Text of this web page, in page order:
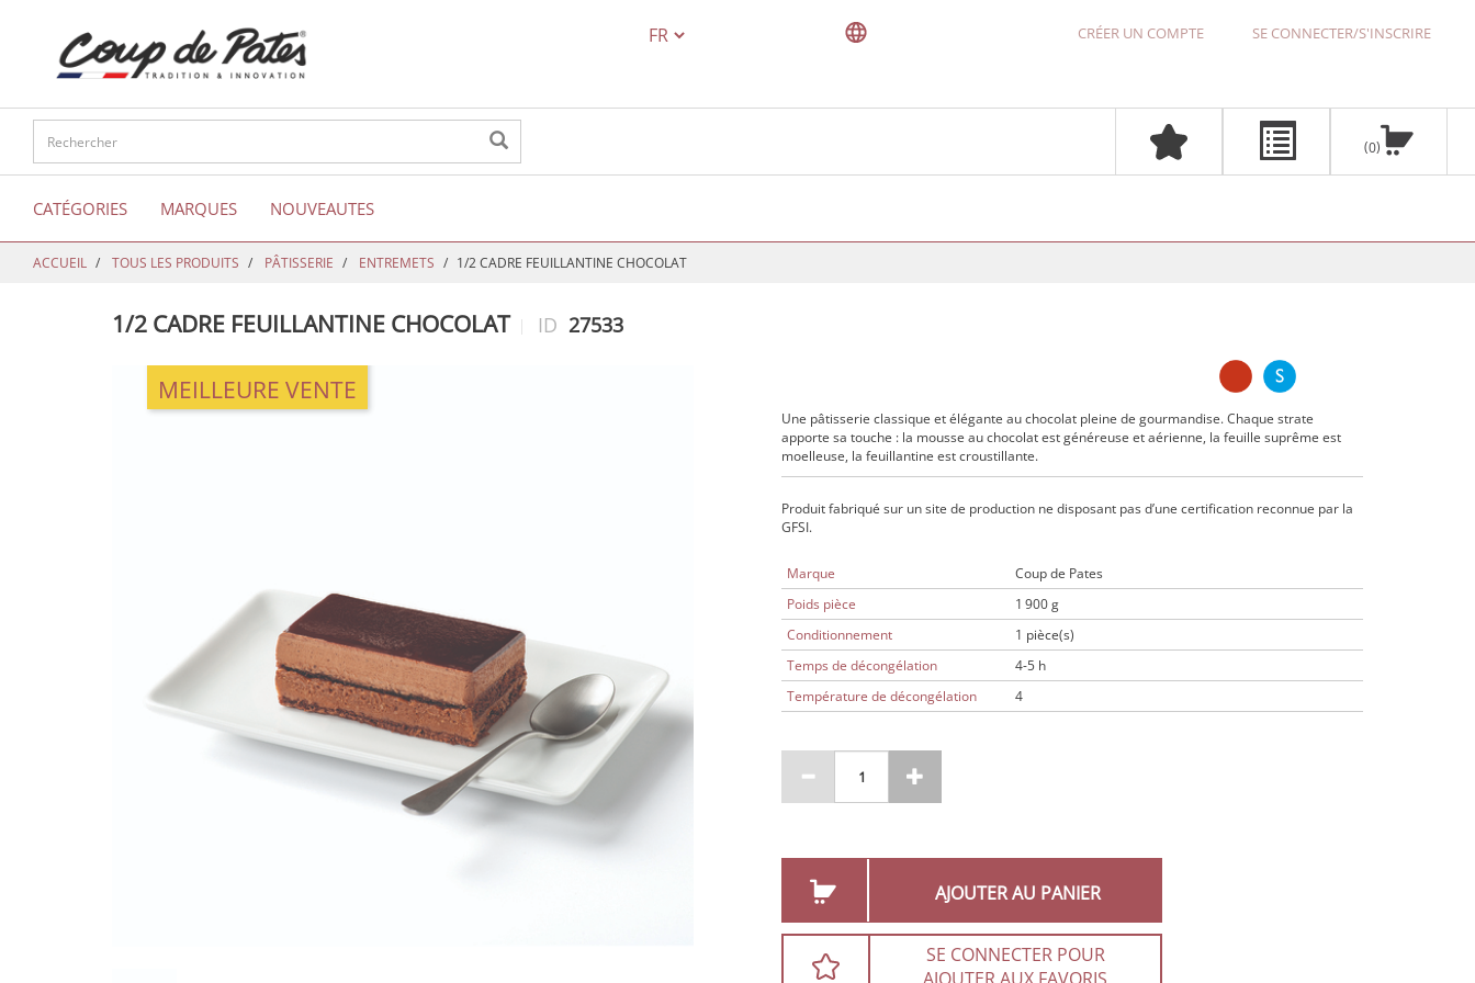
TEXT.LANGUAGE CRÉER UN COMPTE SE CONNECTER/S'INSCRIRE
0
CATÉGORIES MARQUES NOUVEAUTES
ACCUEIL TOUS LES PRODUITS PÂTISSERIE ENTREMETS 1/2 CADRE FEUILLANTINE CHOCOLAT
1/2 CADRE FEUILLANTINE CHOCOLAT ID 27533
MEILLEURE VENTE
Une pâtisserie classique et élégante au chocolat pleine de gourmandise. Chaque strate
apporte sa touche : la mousse au chocolat est généreuse et aérienne, la feuille suprême est
moelleuse, la feuillantine est croustillante.
Produit fabriqué sur un site de production ne disposant pas d’une certification reconnue par la
GFSI.
Marque
Coup de Pates
Poids pièce
1 900 g
Conditionnement
1 pièce(s)
Temps de décongélation
4-5 h
Température de décongélation
4
AJOUTER AU PANIER
SE CONNECTER POUR